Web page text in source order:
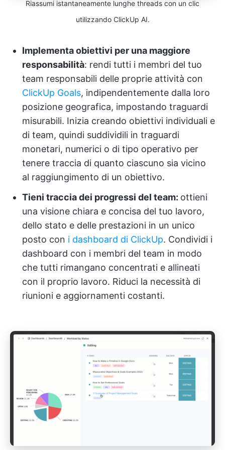
Riassumi istantaneamente lunghe threads con un clic
utilizzando ClickUp AI.
Implementa obiettivi per una maggiore
responsabilità: rendi tutti i membri del tuo
team responsabili delle proprie attività con
ClickUp Goals, indipendentemente dalla loro
posizione geografica, impostando traguardi
misurabili. Inizia creando obiettivi individuali e
di team, quindi suddividili in traguardi
monetari, numerici o di tipo operativo per
tenere traccia di quanto ciascuno sia vicino
al raggiungimento di un obiettivo.
Tieni traccia dei progressi del team: ottieni
una visione chiara e concisa del tuo lavoro,
dello stato e delle prestazioni in un unico
posto con i dashboard di ClickUp. Condividi i
dashboard con i membri del team in modo
che tutti rimangano concentrati e allineati
con il proprio lavoro. Riduci la necessità di
riunioni e aggiornamenti costanti.